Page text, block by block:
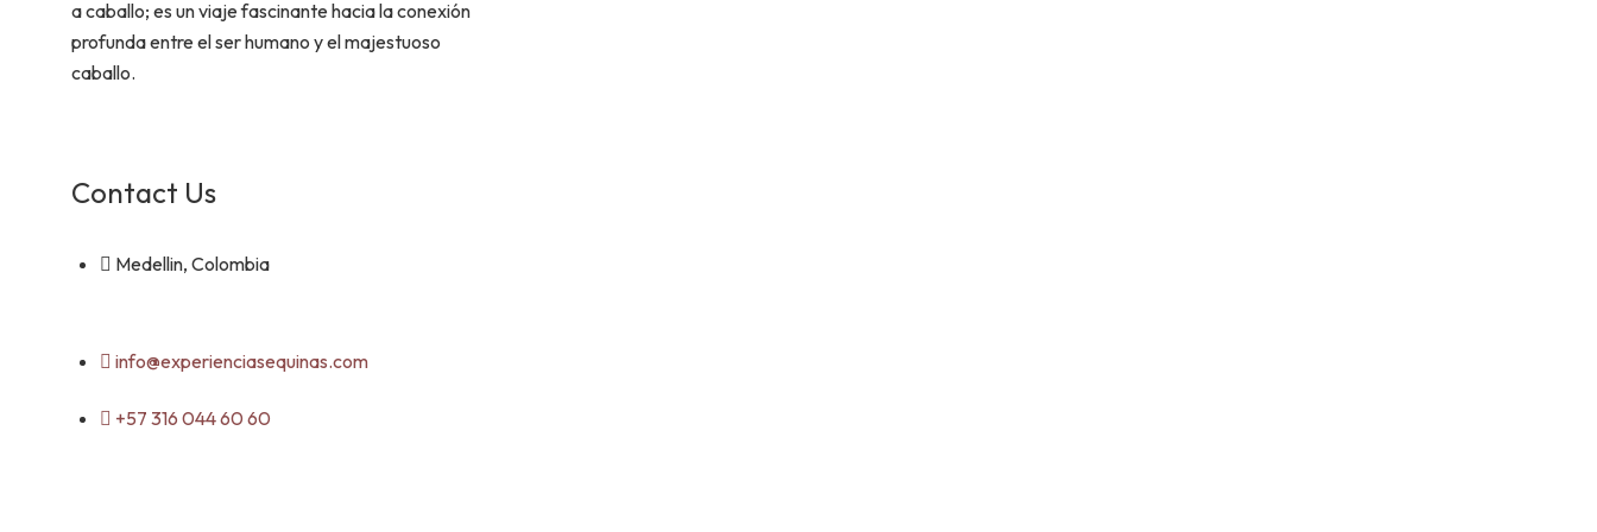
a caballo; es un viaje fascinante hacia la conexión
profunda entre el ser humano y el majestuoso
caballo.
Contact Us
Medellin, Colombia
info@experienciasequinas.com
+57 316 044 60 60